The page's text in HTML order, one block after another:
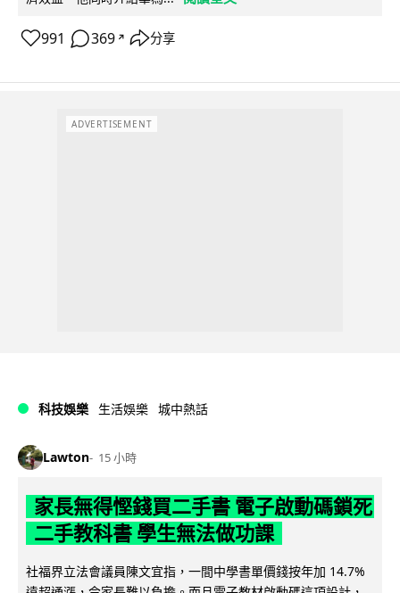
991 369 ↗ 分享
ADVERTISEMENT
科技娛樂 生活娛樂 城中熱話
Lawton 15 小時
家長無得慳錢買二手書 電子啟動碼鎖死
二手教科書 學生無法做功課
社福界立法會議員陳文宜指，一間中學書單價錢按年加 14.7%